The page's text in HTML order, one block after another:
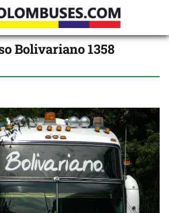
Bolivariano 1358